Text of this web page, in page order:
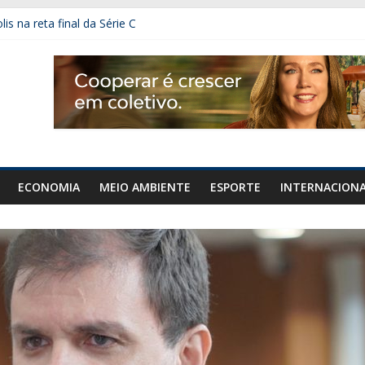
na reta final da Série C
a Copa de Futebol Feminina de 2027
campeão da Série B em 2021
ECONOMIA MEIO AMBIENTE ESPORTE